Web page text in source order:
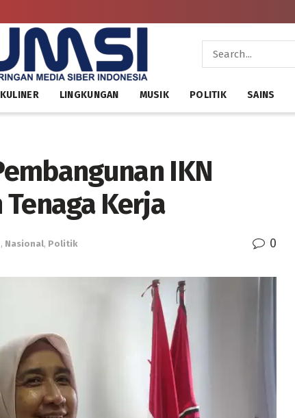
KULINER LINGKUNGAN MUSIK POLITIK SAINS
IKN
Kerja
, Nasional, Politik 0